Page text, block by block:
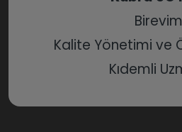
Birevim
Kalite Yönetimi ve
Kıdemli